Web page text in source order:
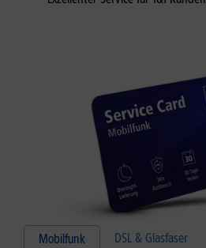
Mobilfunk DSL & Glasfaser